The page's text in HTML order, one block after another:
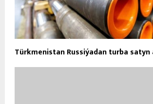
Türkmenistan Russiýadan turba satyn